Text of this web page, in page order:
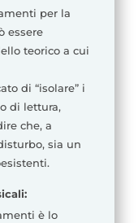
per la
essere
teorico a cui
di “isolare” i
di lettura,
che, a
sia un
è lo